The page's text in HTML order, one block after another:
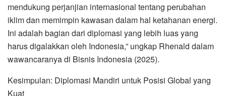
mendukung perjanjian internasional tentang perubahan
iklim dan memimpin kawasan dalam hal ketahanan energi.
Ini adalah bagian dari diplomasi yang lebih luas yang
harus digalakkan oleh Indonesia,” ungkap Rhenald dalam
wawancaranya di Bisnis Indonesia (2025).
Kesimpulan: Diplomasi Mandiri untuk Posisi Global yang
Kuat